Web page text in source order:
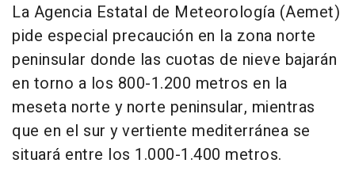
La Agencia Estatal de Meteorología (Aemet)
pide especial precaución en la zona norte
peninsular donde las cuotas de nieve bajarán
en torno a los 800-1.200 metros en la
meseta norte y norte peninsular, mientras
que en el sur y vertiente mediterránea se
situará entre los 1.000-1.400 metros.